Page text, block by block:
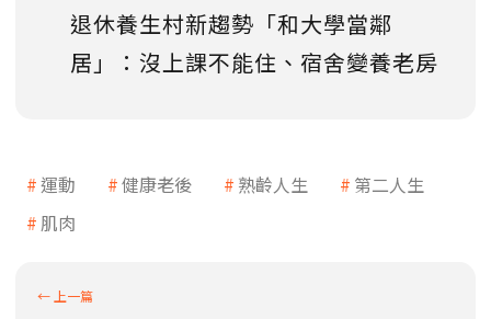
退休養生村新趨勢「和大學當鄰
居」：沒上課不能住、宿舍變養老房
運動 健康老後 熟齡人生
第二人生
肌肉